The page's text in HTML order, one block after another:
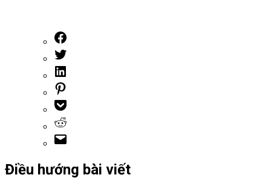
Điều hướng bài viết